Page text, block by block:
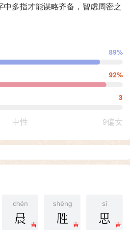
多指才能谋略齐备，智虑周密之
89%
92%
3
中性 9偏女
chén
吉
晨
shèng
吉
胜
sī
吉
思